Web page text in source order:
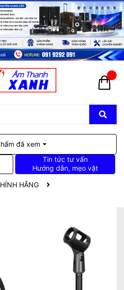
đã xem
Tin tức tư vấn
Hướng dẫn, mẹo vặt
HÃNG